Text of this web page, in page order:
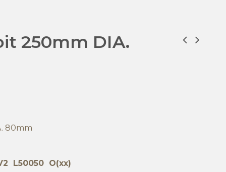
250mm DIA.
80mm
L50050 O(xx)